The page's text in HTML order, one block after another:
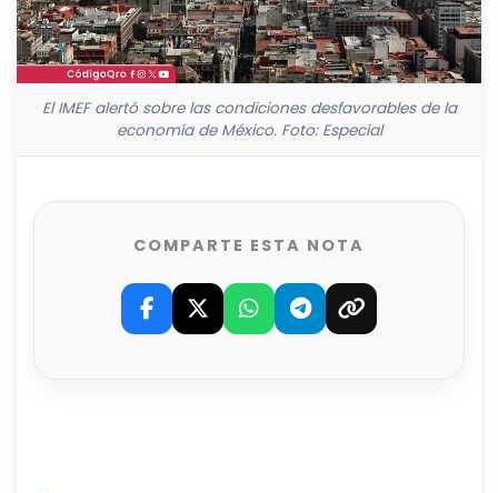
El IMEF alertó sobre las condiciones desfavorables de la
economía de México. Foto: Especial
COMPARTE ESTA NOTA